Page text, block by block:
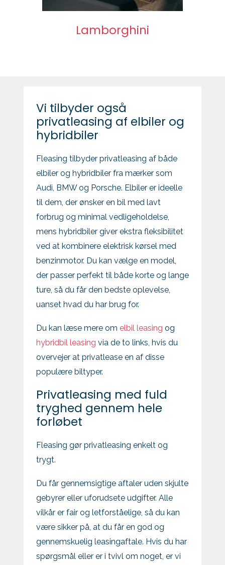
Lamborghini
Vi tilbyder også
privatleasing af elbiler og
hybridbiler
Fleasing tilbyder privatleasing af både
elbiler og hybridbiler fra mærker som
Audi, BMW og Porsche. Elbiler er ideelle
til dem, der ønsker en bil med lavt
forbrug og minimal vedligeholdelse,
mens hybridbiler giver ekstra fleksibilitet
ved at kombinere elektrisk kørsel med
benzinmotor. Du kan vælge en model,
der passer perfekt til både korte og lange
ture, så du får den bedste oplevelse,
uanset hvad du har brug for.
Du kan læse mere om elbil leasing og
hybridbil leasing via de to links, hvis du
overvejer at privatlease en af disse
populære biltyper.
Privatleasing med fuld
tryghed gennem hele
forløbet
Fleasing gør privatleasing enkelt og
trygt.
Du får gennemsigtige aftaler uden skjulte
gebyrer eller uforudsete udgifter. Alle
vilkår er fair og letforståelige, så du kan
være sikker på, at du får en god og
gennemskuelig leasingaftale. Hvis du har
spørgsmål eller er i tvivl om noget, er vi